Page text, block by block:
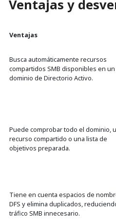
Ventajas y
Ventajas
Busca automáticamente recursos
compartidos SMB disponibles en un
dominio de Directorio Activo.
Puede comprobar todo el dominio,
recurso compartido o una lista de
objetivos preparada.
Tiene en cuenta espacios de
DFS y elimina duplicados,
tráfico SMB innecesario.